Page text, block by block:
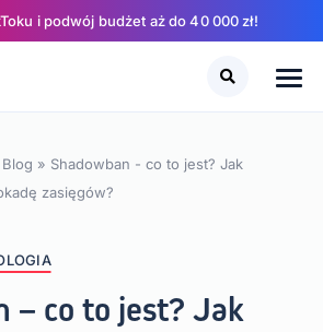
i podwój budżet aż do 40 000 zł!
Blog » Shadowban - co to jest? Jak
zasięgów?
Szukaj
– co to jest? Jak